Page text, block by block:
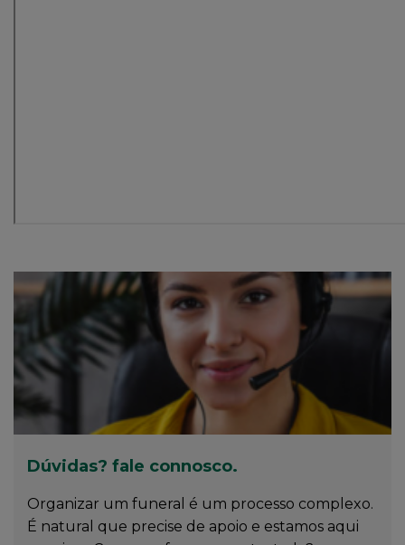
Dúvidas? fale connosco.
Organizar um funeral é um processo complexo.
É natural que precise de apoio e estamos aqui